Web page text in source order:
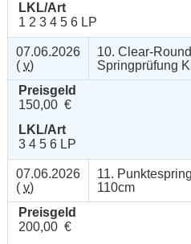
LKL/Art
1 2 3 4 5 6 LP
07.06.2026
( v)
10. Clear-
Springprüfung
Preisgeld
150,00 €
LKL/Art
3 4 5 6 LP
07.06.2026
( v)
11.
110cm
Preisgeld
200,00 €